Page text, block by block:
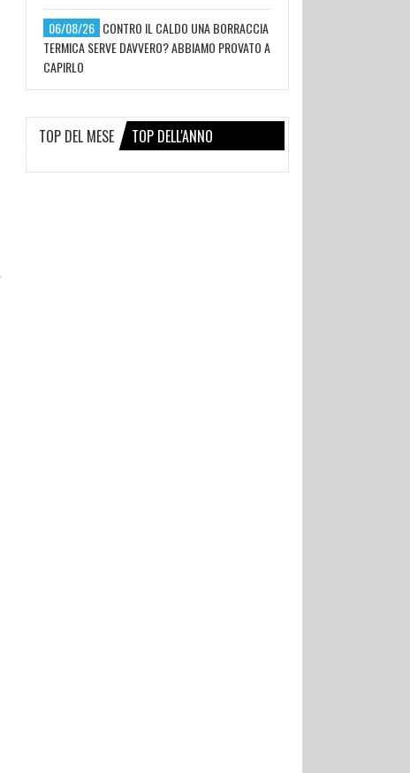
06/08/26 CONTRO IL CALDO UNA BORRACCIA
TERMICA SERVE DAVVERO? ABBIAMO PROVATO A
CAPIRLO
TOP DEL MESE TOP DELL'ANNO